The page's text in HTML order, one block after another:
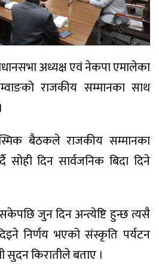
अध्यक्ष एवं नेकपा एमालेका
राजकीय सम्मानका साथ
बैठकले राजकीय सम्मानका
सोही दिन सार्वजनिक बिदा दिने
जुन दिन अन्त्येष्टि हुन्छ त्यसै
निर्णय भएको संस्कृति पर्यटन
सुदन किरातीले बताए ।